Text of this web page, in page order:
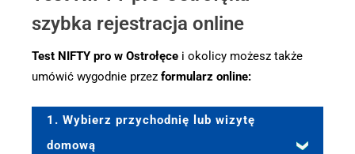
szybka rejestracja online
Test NIFTY pro w Ostrołęce i okolicy możesz także
umówić wygodnie przez formularz online:
1. Wybierz przychodnię lub wizytę
domową